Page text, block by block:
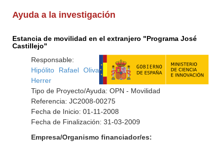
Ayuda a la investigación
Estancia de movilidad en el extranjero "Programa José
Castillejo"
Responsable:
Hipólito Rafael Oliva
Herrer
Tipo de Proyecto/Ayuda: OPN - Movilidad
Referencia: JC2008-00275
Fecha de Inicio: 01-11-2008
Fecha de Finalización: 31-03-2009
Empresa/Organismo financiador/es: